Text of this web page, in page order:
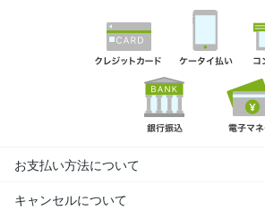
お支払い方法について
キャンセルについて